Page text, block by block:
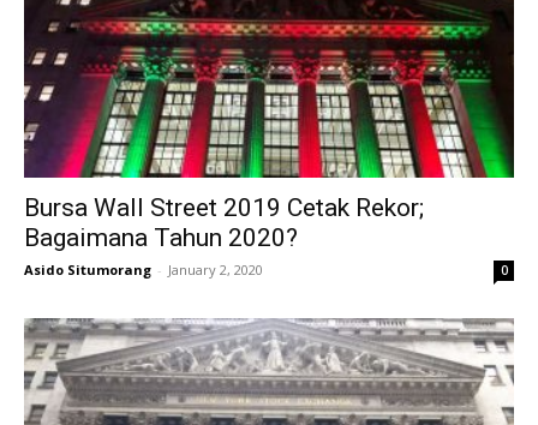
Bursa Wall Street 2019 Cetak Rekor;
Bagaimana Tahun 2020?
Asido Situmorang - January 2, 2020 0